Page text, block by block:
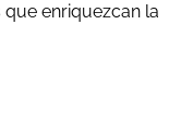
enriquezcan la